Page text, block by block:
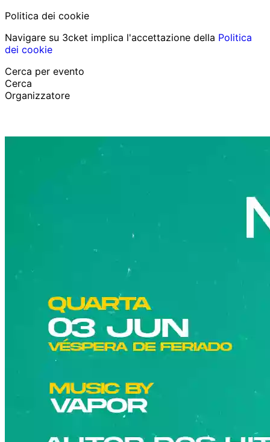
Politica dei cookie
Navigare su 3cket implica l'accettazione della Politica
dei cookie
Cerca per evento
Cerca
Organizzatore
Italiano
Aiuto per il partecipante